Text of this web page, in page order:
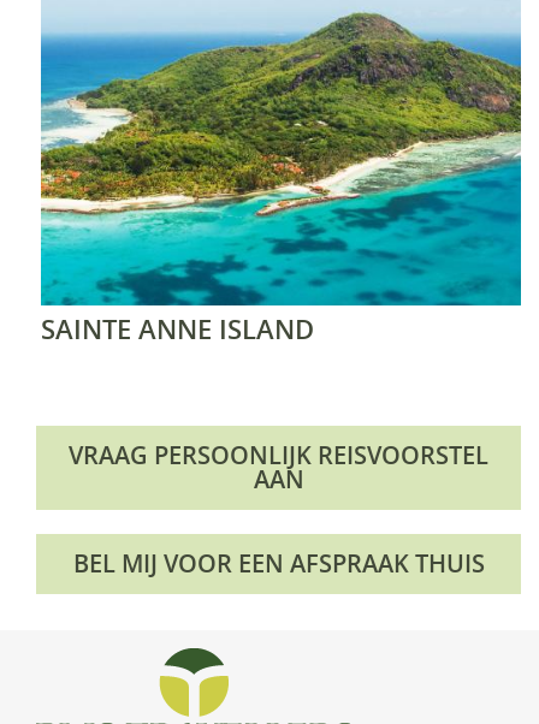
SAINTE ANNE ISLAND
VRAAG PERSOONLIJK REISVOORSTEL
AAN
BEL MIJ VOOR EEN AFSPRAAK THUIS